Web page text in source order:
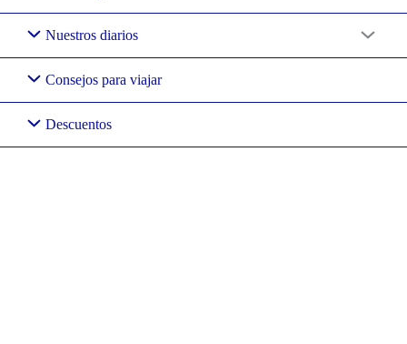
Nuestros diarios
Consejos para viajar
Descuentos